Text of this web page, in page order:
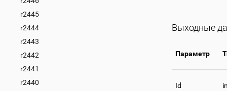
r2445
r2444
r2443
r2442
r2441
r2440
Выходные
Параметр
Id